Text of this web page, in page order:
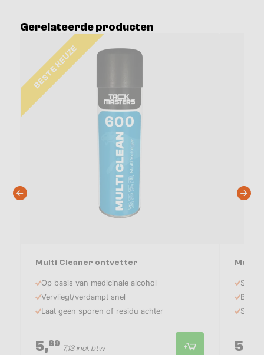
Gerelateerde producten
BESTE KEUZE
Multi Cleaner ontvetter
Op basis van medicinale alcohol
Vervliegt/verdampt snel
Laat geen sporen of residu achter
5,89 7,13 incl. btw
Multi
5,